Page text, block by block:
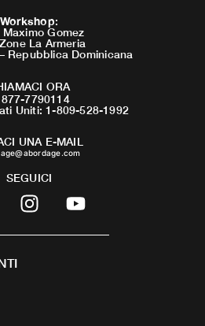
Workshop:
Maximo Gomez
La Armeria
Repubblica Dominicana
ORA
7790114
Uniti: 1-809-528-1992
UNA E-MAIL
SEGUICI
I
n
s
Y
o
u